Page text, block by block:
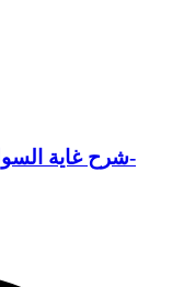
شرح غاية السول إلى علم الأصول -المجلس الرابع-